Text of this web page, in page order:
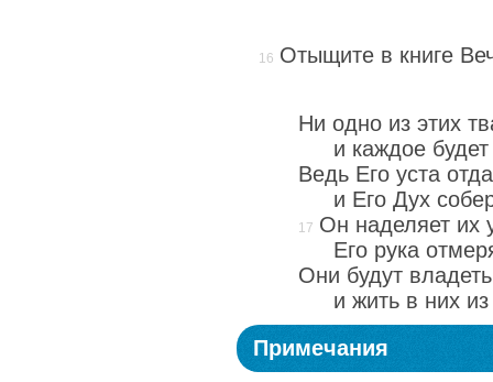
Отыщите в книге
Ни одно из этих
и каждое
Ведь Его уста
и Его Дух
Он наделяет их
Его рука
Они будут
и жить в них
Примечания